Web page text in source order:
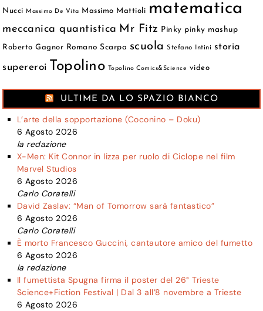
Nucci Massimo De Vita Massimo Mattioli matematica
meccanica quantistica Mr Fitz Pinky pinky mashup
Roberto Gagnor Romano Scarpa scuola Stefano Intini storia
supereroi Topolino Topolino Comics&Science video
ULTIME DA LO SPAZIO BIANCO
L’arte della sopportazione (Coconino – Doku)
6 Agosto 2026
la redazione
X-Men: Kit Connor in lizza per ruolo di Ciclope nel film
Marvel Studios
6 Agosto 2026
Carlo Coratelli
David Zaslav: “Man of Tomorrow sarà fantastico”
6 Agosto 2026
Carlo Coratelli
È morto Francesco Guccini, cantautore amico del fumetto
6 Agosto 2026
la redazione
Il fumettista Spugna firma il poster del 26° Trieste
Science+Fiction Festival | Dal 3 all’8 novembre a Trieste
6 Agosto 2026